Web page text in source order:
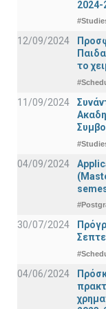
2024-
12/09/2024
το
11/09/2024
04/09/2024
30/07/2024
04/06/2024